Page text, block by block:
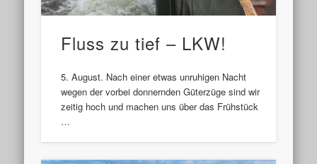
Fluss zu tief – LKW!
5. August. Nach einer etwas unruhigen Nacht
wegen der vorbei donnernden Güterzüge sind wir
zeitig hoch und machen uns über das Frühstück
…